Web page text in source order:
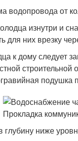
водопровода от
изнутри и
для них врезку
к дому следует
строительной
ниже